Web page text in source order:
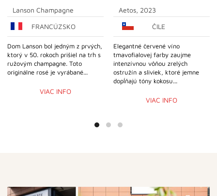
Lanson Champagne
FRANCÚZSKO
Dom Lanson bol jedným z prvých,
ktorý v 50. rokoch prišiel na trh s
ružovým champagne. Toto
originálne rosé je vyrábané...
VIAC INFO
Aetos, 2023
ČILE
Elegantné červené víno
tmavofialovej farby zaujme
intenzívnou vôňou zrelých
ostružín a sliviek, ktoré jemne
dopĺňajú tóny kokosu...
VIAC INFO